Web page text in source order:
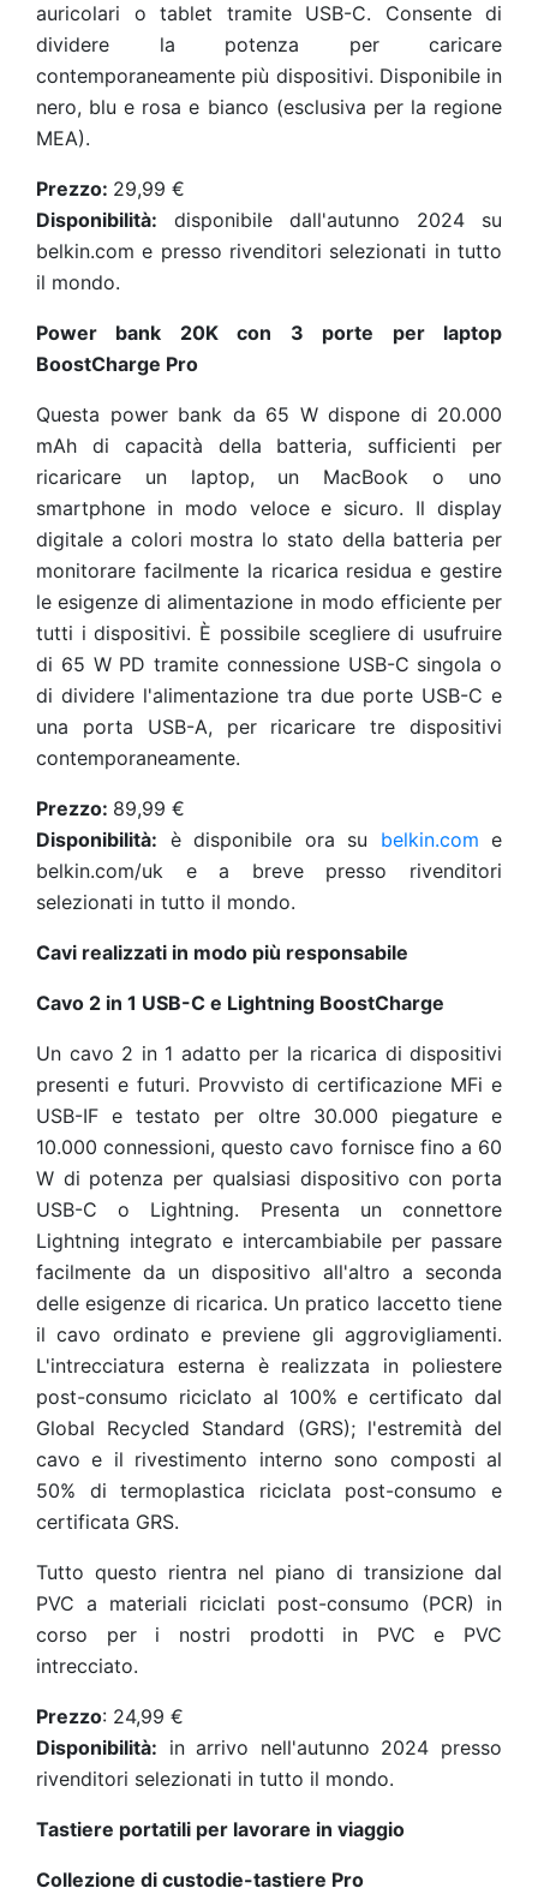
auricolari o tablet tramite USB-C. Consente di
dividere la potenza per caricare
contemporaneamente più dispositivi. Disponibile in
nero, blu e rosa e bianco (esclusiva per la regione
MEA).
Prezzo: 29,99 €
Disponibilità: disponibile dall'autunno 2024 su
belkin.com e presso rivenditori selezionati in tutto
il mondo.
Power bank 20K con 3 porte per laptop
BoostCharge Pro
Questa power bank da 65 W dispone di 20.000
mAh di capacità della batteria, sufficienti per
ricaricare un laptop, un MacBook o uno
smartphone in modo veloce e sicuro. Il display
digitale a colori mostra lo stato della batteria per
monitorare facilmente la ricarica residua e gestire
le esigenze di alimentazione in modo efficiente per
tutti i dispositivi. È possibile scegliere di usufruire
di 65 W PD tramite connessione USB-C singola o
di dividere l'alimentazione tra due porte USB-C e
una porta USB-A, per ricaricare tre dispositivi
contemporaneamente.
Prezzo: 89,99 €
Disponibilità: è disponibile ora su belkin.com e
belkin.com/uk e a breve presso rivenditori
selezionati in tutto il mondo.
Cavi realizzati in modo più responsabile
Cavo 2 in 1 USB-C e Lightning BoostCharge
Un cavo 2 in 1 adatto per la ricarica di dispositivi
presenti e futuri. Provvisto di certificazione MFi e
USB-IF e testato per oltre 30.000 piegature e
10.000 connessioni, questo cavo fornisce fino a 60
W di potenza per qualsiasi dispositivo con porta
USB-C o Lightning. Presenta un connettore
Lightning integrato e intercambiabile per passare
facilmente da un dispositivo all'altro a seconda
delle esigenze di ricarica. Un pratico laccetto tiene
il cavo ordinato e previene gli aggrovigliamenti.
L'intrecciatura esterna è realizzata in poliestere
post-consumo riciclato al 100% e certificato dal
Global Recycled Standard (GRS); l'estremità del
cavo e il rivestimento interno sono composti al
50% di termoplastica riciclata post-consumo e
certificata GRS.
Tutto questo rientra nel piano di transizione dal
PVC a materiali riciclati post-consumo (PCR) in
corso per i nostri prodotti in PVC e PVC
intrecciato.
Prezzo: 24,99 €
Disponibilità: in arrivo nell'autunno 2024 presso
rivenditori selezionati in tutto il mondo.
Tastiere portatili per lavorare in viaggio
Collezione di custodie-tastiere Pro